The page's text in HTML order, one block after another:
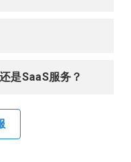
是SaaS服务？